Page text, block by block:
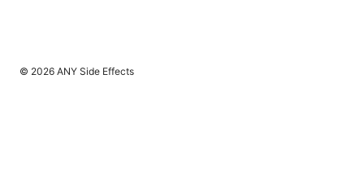
© 2026 ANY Side Effects